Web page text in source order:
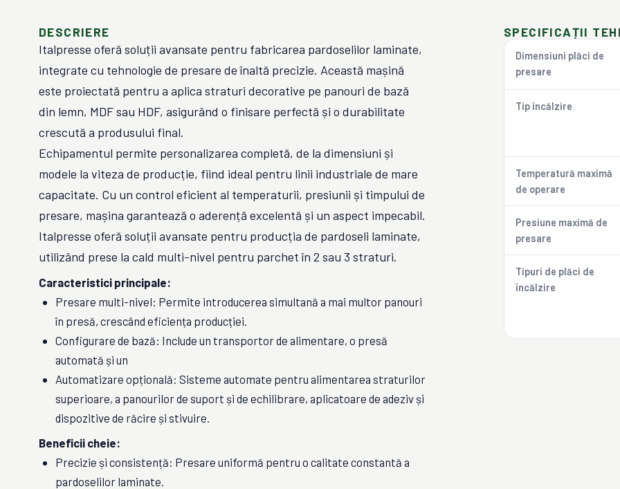
DESCRIERE
Italpresse oferă soluții avansate pentru fabricarea pardoselilor laminate,
integrate cu tehnologie de presare de înaltă precizie. Această mașină
este proiectată pentru a aplica straturi decorative pe panouri de bază
din lemn, MDF sau HDF, asigurând o finisare perfectă și o durabilitate
crescută a produsului final.
Echipamentul permite personalizarea completă, de la dimensiuni și
modele la viteza de producție, fiind ideal pentru linii industriale de mare
capacitate. Cu un control eficient al temperaturii, presiunii și timpului de
presare, mașina garantează o aderență excelentă și un aspect impecabil.
Italpresse oferă soluții avansate pentru producția de pardoseli laminate,
utilizând prese la cald multi-nivel pentru parchet în 2 sau 3 straturi.
Caracteristici principale:
Presare multi-nivel: Permite introducerea simultană a mai multor panouri
în presă, crescând eficiența producției.
Configurare de bază: Include un transportor de alimentare, o presă
automată și un
Automatizare opțională: Sisteme automate pentru alimentarea straturilor
superioare, a panourilor de suport și de echilibrare, aplicatoare de adeziv și
dispozitive de răcire și stivuire.
Beneficii cheie:
Precizie și consistență: Presare uniformă pentru o calitate constantă a
pardoselilor laminate.
SPECIFICAȚII
Dimensiuni plăci de
presare
Tip încălzire
Temperatură maximă
de operare
Presiune maximă de
presare
Tipuri de plăci de
încălzire